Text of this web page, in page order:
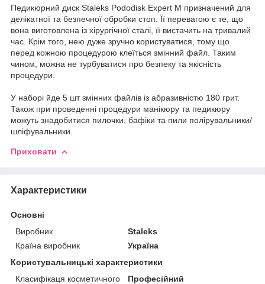
Педикюрний диск Staleks Pododisk Expert M призначений для
делікатної та безпечної обробки стоп. Її перевагою є те, що
вона виготовлена ​​із хірургічної сталі, її вистачить на тривалий
час. Крім того, нею дуже зручно користуватися, тому що
перед кожною процедурою клеїться змінний файл. Таким
чином, можна не турбуватися про безпеку та якісність
процедури.
У наборі йде 5 шт змінних файлів із абразивністю 180 грит.
Також при проведенні процедури манікюру та педикюру
можуть знадобитися пилочки, бафіки та пили полірувальники/
шліфувальники.
Приховати
Характеристики
Основні
Виробник
Staleks
Країна виробник
Україна
Користувальницькі характеристики
Класифікаця косметичного
Професійний